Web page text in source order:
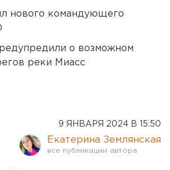
нового командующего
о возможном
реки Миасс
9 ЯНВАРЯ 2024 В 15:50
Екатерина Землянская